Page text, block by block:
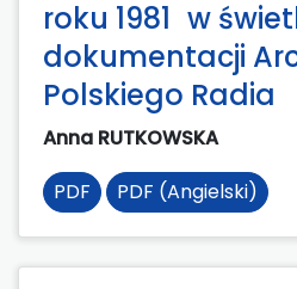
roku 1981 w
dokumentacji
Polskiego Radia
Anna RUTKOWSKA
PDF
PDF (Angielski)